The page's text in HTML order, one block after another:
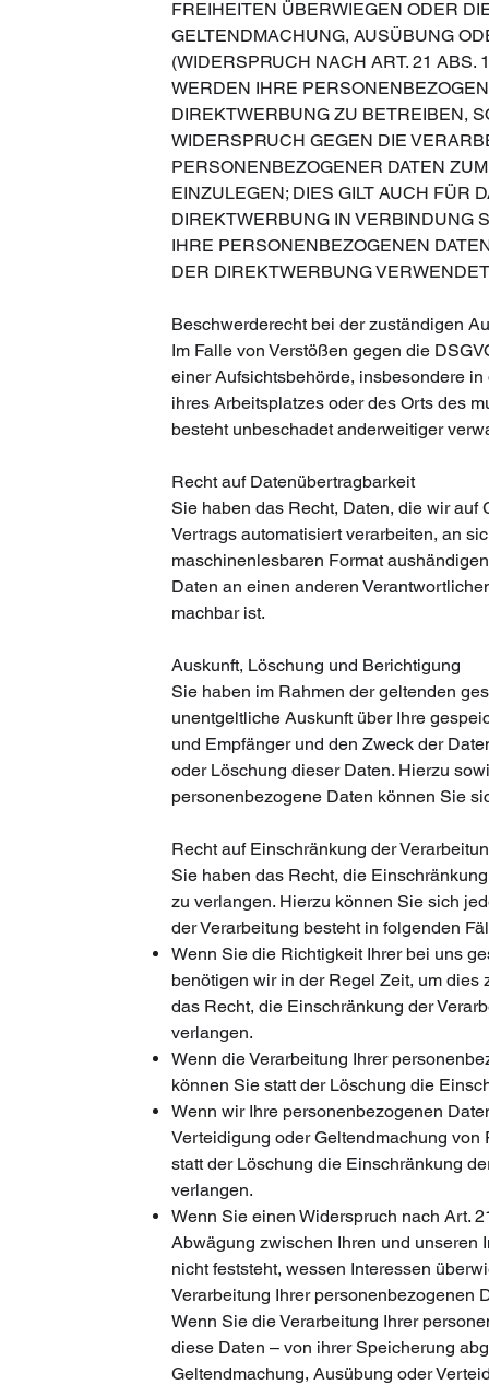
FREIHEITEN ÜBERWIEGEN ODER
GELTENDMACHUNG, AUSÜBUNG
(WIDERSPRUCH NACH ART. 21 ABS.
WERDEN IHRE
DIREKTWERBUNG ZU BETREIBEN,
WIDERSPRUCH GEGEN DIE
PERSONENBEZOGENER DATEN
EINZULEGEN; DIES GILT AUCH FÜR
DIREKTWERBUNG IN VERBINDUNG
IHRE PERSONENBEZOGENEN
DER DIREKTWERBUNG
Beschwerde­recht bei der zuständigen
Im Falle von Verstößen gegen die
einer Aufsichtsbehörde, insbesondere
ihres Arbeitsplatzes oder des Orts des
besteht unbeschadet anderweitiger
Recht auf Daten­übertrag­barkeit
Sie haben das Recht, Daten, die wir
Vertrags automatisiert verarbeiten, an
maschinenlesbaren Format
Daten an einen anderen
machbar ist.
Auskunft, Löschung und Berichtigung
Sie haben im Rahmen der geltenden
unentgeltliche Auskunft über Ihre
und Empfänger und den Zweck der
oder Löschung dieser Daten. Hierzu
personenbezogene Daten können Sie
Recht auf Einschränkung der
Sie haben das Recht, die
zu verlangen. Hierzu können Sie sich
der Verarbeitung besteht in folgenden
Wenn Sie die Richtigkeit Ihrer bei uns
benötigen wir in der Regel Zeit, um dies
das Recht, die Einschränkung der
verlangen.
Wenn die Verarbeitung Ihrer
können Sie statt der Löschung die
Wenn wir Ihre personenbezogenen
Verteidigung oder Geltendmachung
statt der Löschung die Einschränkung
verlangen.
Wenn Sie einen Widerspruch nach Art.
Abwägung zwischen Ihren und unseren
nicht feststeht, wessen Interessen
Verarbeitung Ihrer personenbezogenen
Wenn Sie die Verarbeitung Ihrer
diese Daten – von ihrer Speicherung
Geltendmachung, Ausübung oder